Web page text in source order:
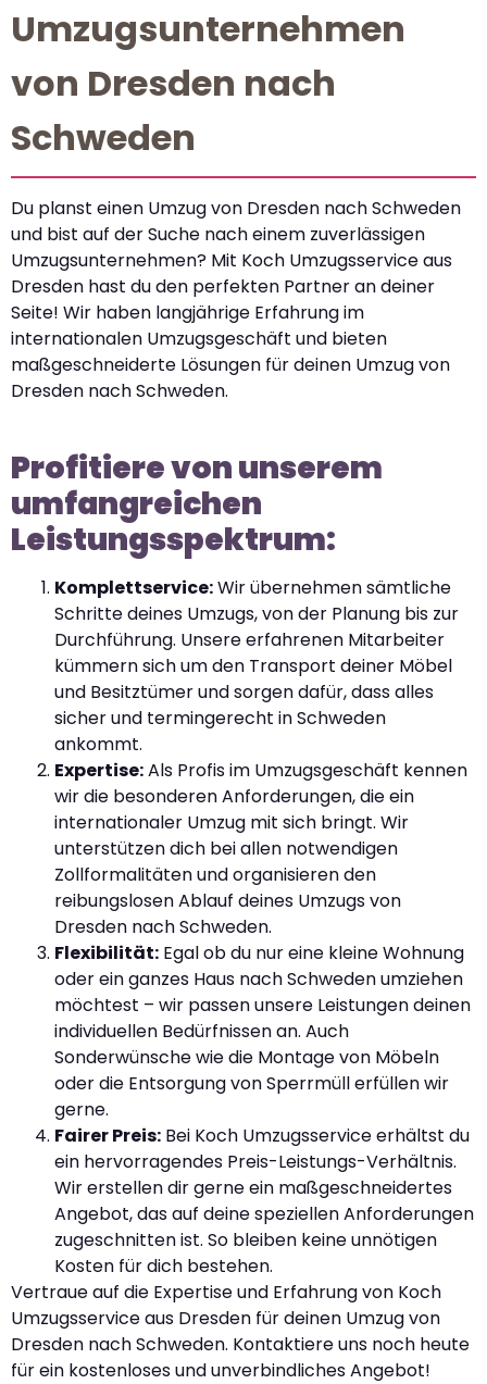
Umzugsunternehmen
von Dresden nach
Schweden
Du planst einen Umzug von Dresden nach Schweden
und bist auf der Suche nach einem zuverlässigen
Umzugsunternehmen? Mit Koch Umzugsservice aus
Dresden hast du den perfekten Partner an deiner
Seite! Wir haben langjährige Erfahrung im
internationalen Umzugsgeschäft und bieten
maßgeschneiderte Lösungen für deinen Umzug von
Dresden nach Schweden.
Profitiere von unserem
umfangreichen
Leistungsspektrum:
Komplettservice:Wir übernehmen sämtliche
Schritte deines Umzugs, von der Planung bis zur
Durchführung. Unsere erfahrenen Mitarbeiter
kümmern sich um den Transport deiner Möbel
und Besitztümer und sorgen dafür, dass alles
sicher und termingerecht in Schweden
ankommt.
Expertise:Als Profis im Umzugsgeschäft kennen
wir die besonderen Anforderungen, die ein
internationaler Umzug mit sich bringt. Wir
unterstützen dich bei allen notwendigen
Zollformalitäten und organisieren den
reibungslosen Ablauf deines Umzugs von
Dresden nach Schweden.
Flexibilität: Egal ob du nur eine kleine Wohnung
oder ein ganzes Haus nach Schweden umziehen
möchtest – wir passen unsere Leistungen deinen
individuellen Bedürfnissen an. Auch
Sonderwünsche wie die Montage von Möbeln
oder die Entsorgung von Sperrmüll erfüllen wir
gerne.
Fairer Preis: Bei Koch Umzugsservice erhältst du
ein hervorragendes Preis-Leistungs-Verhältnis.
Wir erstellen dir gerne ein maßgeschneidertes
Angebot, das auf deine speziellen Anforderungen
zugeschnitten ist. So bleiben keine unnötigen
Kosten für dich bestehen.
Vertraue auf die Expertise und Erfahrung von Koch
Umzugsservice aus Dresden für deinen Umzug von
Dresden nach Schweden. Kontaktiere uns noch heute
für ein kostenloses und unverbindliches Angebot!